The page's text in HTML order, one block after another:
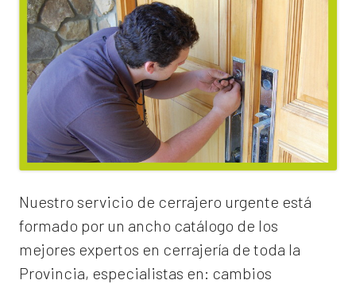
Nuestro servicio de cerrajero urgente está
formado por un ancho catálogo de los
mejores expertos en cerrajería de toda la
Provincia, especialistas en: cambios